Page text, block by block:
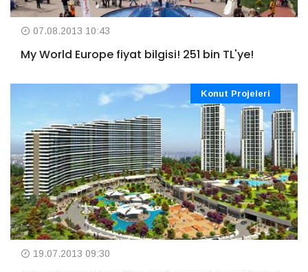
07.08.2013 10:43
My World Europe fiyat bilgisi! 251 bin TL'ye!
Konut Projeleri
19.07.2013 09:30